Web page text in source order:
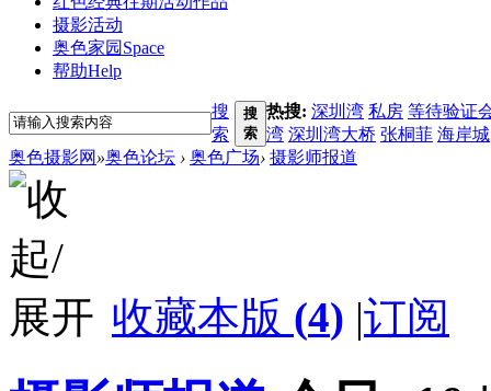
摄影活动
奥色家园 Space
帮助Help
搜
索
搜
索
热搜: 深圳湾 私房 等待验证
湾 深圳湾大桥 张桐菲 海岸城
奥色摄影网 »奥色论坛 › 奥色广场› 摄影师报道
收藏本版 (4) |订阅